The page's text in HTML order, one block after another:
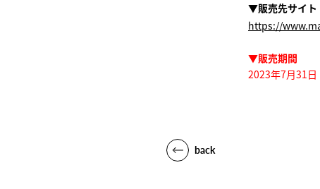
▼販売先サイト
https://
▼販売期間
2023年7月31
back